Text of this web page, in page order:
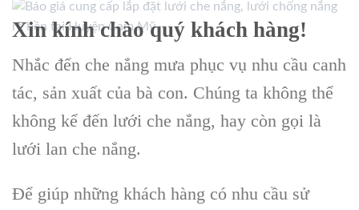
Xin kính chào quý khách hàng!
Nhắc đến che nắng mưa phục vụ nhu cầu canh
tác, sản xuất của bà con. Chúng ta không thể
không kể đến lưới che nắng, hay còn gọi là
lưới lan che nắng.
Để giúp những khách hàng có nhu cầu sử